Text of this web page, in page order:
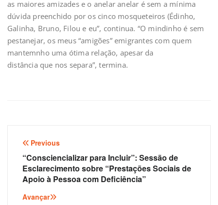
as maiores amizades e o anelar anelar é sem a mínima
dúvida preenchido por os cinco mosqueteiros (Édinho,
Galinha, Bruno, Filou e eu”, continua. “O mindinho é sem
pestanejar, os meus “amigões” emigrantes com quem
mantemnho uma ótima relação, apesar da
distância que nos separa”, termina.
Navegação
de
artigos
Previous
“Consciencializar para Incluir”: Sessão de
Esclarecimento sobre “Prestações Sociais de
Apoio à Pessoa com Deficiência”
Avançar